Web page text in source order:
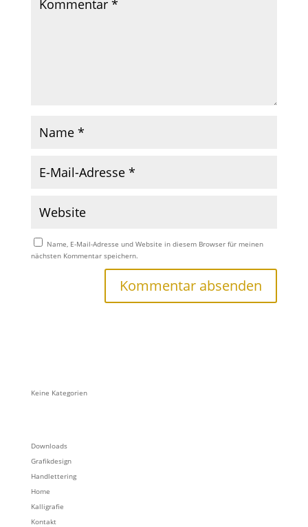
Name, E-Mail-Adresse und Website in diesem Browser für meinen
nächsten Kommentar speichern.
Keine Kategorien
Downloads
Grafikdesign
Handlettering
Home
Kalligrafie
Kontakt